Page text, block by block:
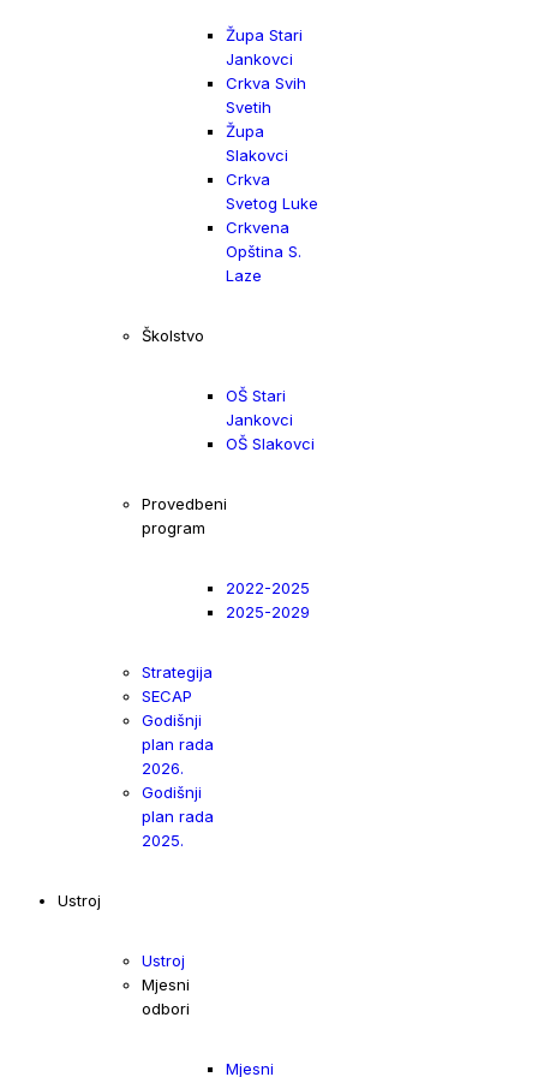
Župa Stari
Jankovci
Crkva Svih
Svetih
Župa
Slakovci
Crkva
Svetog Luke
Crkvena
Opština S.
Laze
Školstvo
OŠ Stari
Jankovci
OŠ Slakovci
Provedbeni
program
2022-2025
2025-2029
Strategija
SECAP
Godišnji
plan rada
2026.
Godišnji
plan rada
2025.
Ustroj
Ustroj
Mjesni
odbori
Mjesni